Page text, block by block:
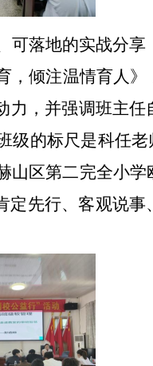
可落地的实战分享
倾注温情育人
，并强调班主
的标尺是科任
区第二完全小
先行、客观说事